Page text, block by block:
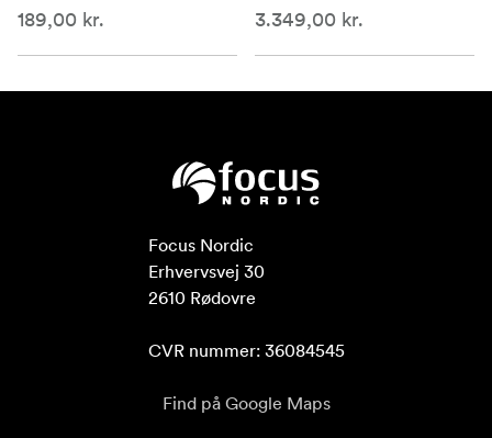
189,00 kr. 3.349,00 kr.
Focus Nordic
Erhvervsvej 30
2610 Rødovre
CVR nummer: 36084545
Find på Google Maps